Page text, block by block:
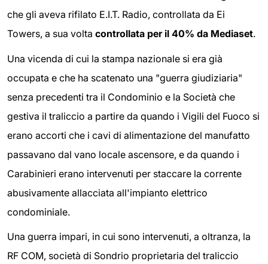
che gli aveva rifilato E.I.T. Radio, controllata da Ei
Towers, a sua volta controllata per il 40% da Mediaset.
Una vicenda di cui la stampa nazionale si era già
occupata e che ha scatenato una "guerra giudiziaria"
senza precedenti tra il Condominio e la Società che
gestiva il traliccio a partire da quando i Vigili del Fuoco si
erano accorti che i cavi di alimentazione del manufatto
passavano dal vano locale ascensore, e da quando i
Carabinieri erano intervenuti per staccare la corrente
abusivamente allacciata all'impianto elettrico
condominiale.
Una guerra impari, in cui sono intervenuti, a oltranza, la
RF COM, società di Sondrio proprietaria del traliccio